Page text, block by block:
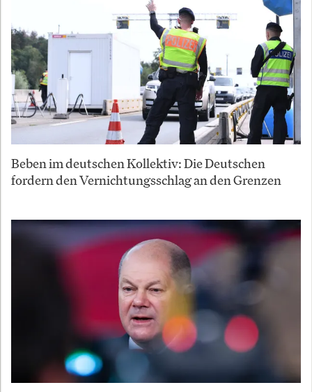
Beben im deutschen Kollektiv: Die Deutschen
fordern den Vernichtungsschlag an den Grenzen